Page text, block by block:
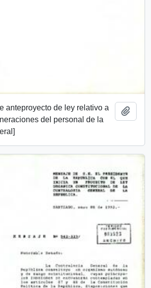
anteproyecto de ley relativo a
del personal de la